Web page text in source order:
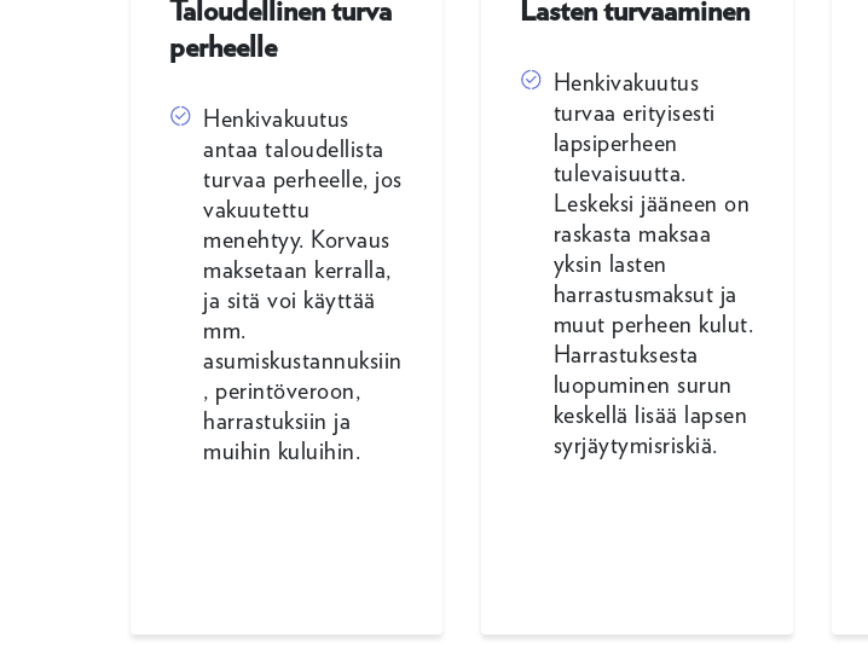
Taloudellinen turva
perheelle
Henkivakuutus
antaa taloudellista
turvaa perheelle, jos
vakuutettu
menehtyy. Korvaus
maksetaan kerralla,
ja sitä voi käyttää
mm.
asumiskustannuksiin
, perintöveroon,
harrastuksiin ja
muihin kuluihin.
Lasten turvaaminen
Henkivakuutus
turvaa erityisesti
lapsiperheen
tulevaisuutta.
Leskeksi jääneen on
raskasta maksaa
yksin lasten
harrastusmaksut ja
muut perheen kulut.
Harrastuksesta
luopuminen surun
keskellä lisää lapsen
syrjäytymisriskiä.